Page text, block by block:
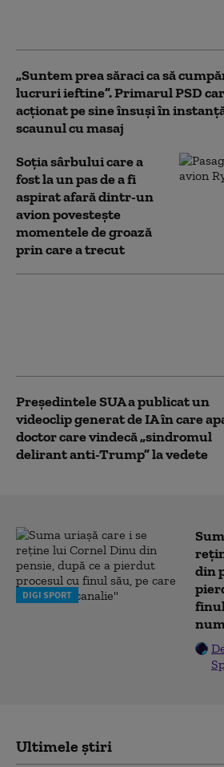
„Suntem prea săraci ca să
lucruri ieftine”. Primarul PSD
acționat pe sine însuși în
scaunul cu masaj
Soţia sârbului care a
fost la un pas de a fi
aspirat afară dintr-un
avion povesteşte
momentele de groază
prin care a trecut
Preşedintele SUA a publicat un
videoclip generat de IA în care
doctor care vindecă „sindromul
delirant anti-Trump” la vedete
DIGI SPORT
din
finul
Ultimele știri